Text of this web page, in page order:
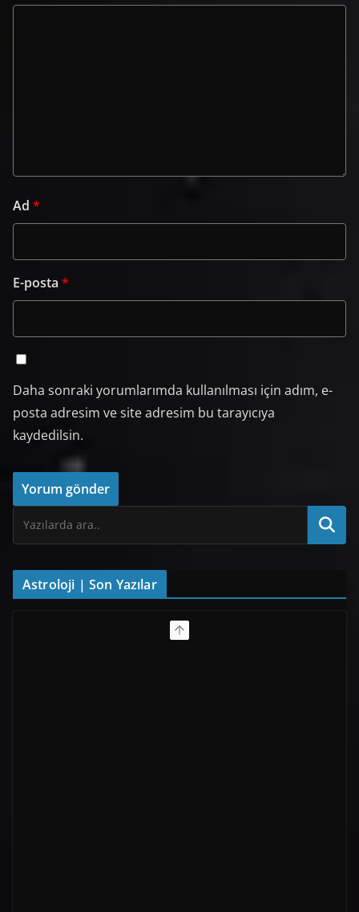
Ad *
E-posta *
Daha sonraki yorumlarımda kullanılması için adım, e-
posta adresim ve site adresim bu tarayıcıya
kaydedilsin.
Astroloji | Son Yazılar